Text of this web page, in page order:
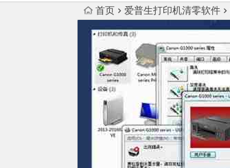
首页 爱普生打印机清零软件